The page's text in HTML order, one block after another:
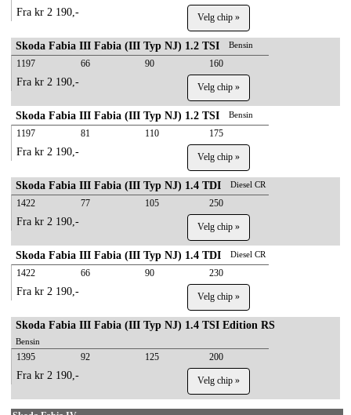
Fra kr 2 190,- Velg chip »
Skoda Fabia III Fabia (III Typ NJ) 1.2 TSI Bensin
1197 66 90 160
Fra kr 2 190,- Velg chip »
Skoda Fabia III Fabia (III Typ NJ) 1.2 TSI Bensin
1197 81 110 175
Fra kr 2 190,- Velg chip »
Skoda Fabia III Fabia (III Typ NJ) 1.4 TDI Diesel CR
1422 77 105 250
Fra kr 2 190,- Velg chip »
Skoda Fabia III Fabia (III Typ NJ) 1.4 TDI Diesel CR
1422 66 90 230
Fra kr 2 190,- Velg chip »
Skoda Fabia III Fabia (III Typ NJ) 1.4 TSI Edition RS
Bensin
1395 92 125 200
Fra kr 2 190,- Velg chip »